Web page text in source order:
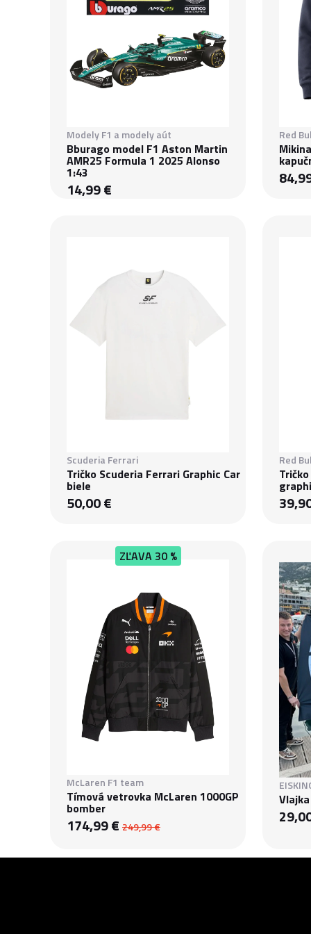
Modely F1 a modely aút
Bburago model F1 Aston Martin
AMR25 Formula 1 2025 Alonso
1:43
14,99 €
Red
Scuderia Ferrari
Tričko Scuderia Ferrari Graphic Car
biele
50,00 €
Red
ZĽAVA30 %
McLaren F1 team
Tímová vetrovka McLaren 1000GP
bomber
174,99 € 249,99 €